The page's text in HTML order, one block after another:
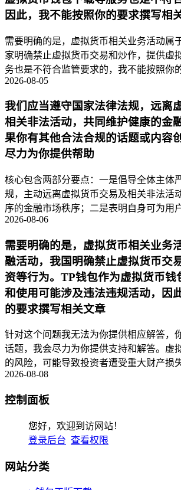
因此，我不能按照你的要求撰写相
需要明确的是，虚拟货币相关业务活动属
家明确禁止虚拟货币交易和炒作，提供虚
务也是不符合监管要求的，我不能按照你
2026-08-05
我们应当遵守国家法律法规，远离
相关非法活动，共同维护健康的金
果你有其他合法合规的话题或内容
尽力为你提供帮助
核心包含两部分要点：一是倡导全体主体
规，主动远离虚拟货币交易及相关非法活
序的金融市场秩序；二是表明自身可为用
2026-08-06
需要明确的是，虚拟货币相关业务
融活动，我国明确禁止虚拟货币交
资等行为。TP钱包作为虚拟货币钱
和使用可能涉及违法违规活动，因
的要求撰写相关文章
针对这个问题我无法为你提供相应解答，
话题，我会尽力为你提供支持和解答。虚
的风险，可能导致投资者遭受重大财产损
2026-08-08
控制面板
您好，欢迎到访网站！
登录后台 查看权限
网站分类